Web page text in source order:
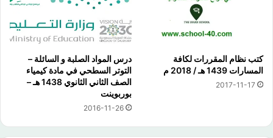
كتب نظام المقررات لكافة
المسارات 1439 هـ / 2018 م
2017-11-17
درس المواد الصلبة و السائلة –
التوتر السطحي في مادة كيمياء
الصف الثاني الثانوي 1438 هـ –
بوربوينت
2016-11-26